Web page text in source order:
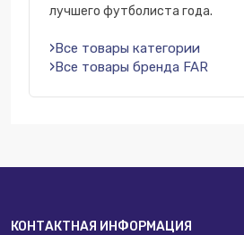
лучшего футболиста года.
Все товары категории
Все товары бренда FAR
КОНТАКТНАЯ ИНФОРМАЦИЯ